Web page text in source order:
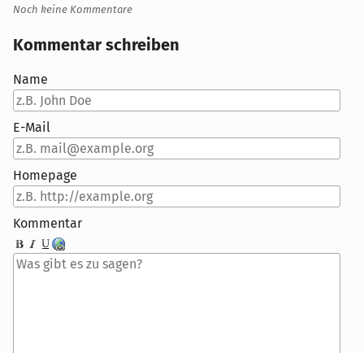
Noch keine Kommentare
Kommentar schreiben
Name
E-Mail
Homepage
Kommentar